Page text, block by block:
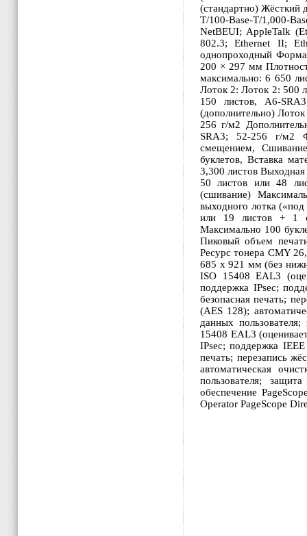
(стандартно) Жёсткий
T/100-Base-T/1,000-
NetBEUI; AppleTalk
802.3; Ethernet II;
однопроходный
200 × 297 мм
максимально: 6 650
Лоток 2: Лоток 2: 500
150 листов, A6-
(дополнительно)
256 г/м2
SRA3; 52-256 г/м2
смещением,
буклетов, Вставка
3,300 листов
50 листов или 48
(сшивание)
выходного лотка
или 19 листов + 1
Максимально 100
Пиковый объем
Ресурс тонера CMY
685 x 921 мм (без
ISO 15408 EAL3
поддержка IPsec;
безопасная печать;
(AES 128);
данных
15408 EAL3
IPsec; поддержка IEEE
печать; перезапись
автоматическая
пользователя;
обеспечение
Operator PageScope